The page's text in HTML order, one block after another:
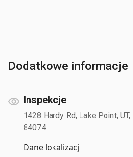
Dodatkowe informacje
Inspekcje
1428 Hardy Rd, Lake Point,
84074
Dane lokalizacji